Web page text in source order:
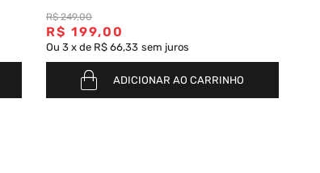
R$ 249,00
R$ 199,00
Ou 3 x de R$ 66,33 sem juros
ADICIONAR AO CARRINHO